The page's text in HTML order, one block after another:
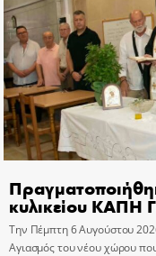
κυλικείου ΚΑΠΗ
Την Πέμπτη 6 Αυγούστου
Αγιασμός του νέου χώρου